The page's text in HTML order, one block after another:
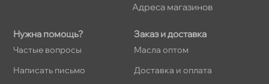
Нужна помощь?
Частые вопросы
Написать письмо
Заказ и доставка
Масла оптом
Доставка и оплата
Адреса магазино